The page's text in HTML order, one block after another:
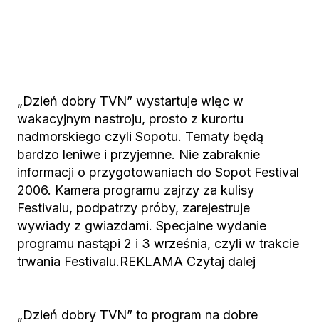
„Dzień dobry TVN” wystartuje więc w
wakacyjnym nastroju, prosto z kurortu
nadmorskiego czyli Sopotu. Tematy będą
bardzo leniwe i przyjemne. Nie zabraknie
informacji o przygotowaniach do Sopot Festival
2006. Kamera programu zajrzy za kulisy
Festivalu, podpatrzy próby, zarejestruje
wywiady z gwiazdami. Specjalne wydanie
programu nastąpi 2 i 3 września, czyli w trakcie
trwania Festivalu.REKLAMA Czytaj dalej
„Dzień dobry TVN” to program na dobre